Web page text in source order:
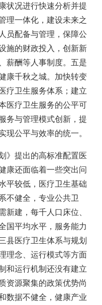
状况进行快速分析并提
理一体化，建设未来之
员配备与管理，保障公
施的财政投入，创新新
薪酬等人事制度。五是
康千秋之城。加快转变
疗卫生服务体系；建立
医疗卫生服务的公平可
务与管理模式创新，提
现公平与效率的统一。
提出的高标准配置医
康还面临着一些突出问
平较低，医疗卫生基础
不健全，专业公共卫
新建，每千人口床位、
国平均水平，服务能力
县医疗卫生体系与规划
理念、运行模式等方面
和运行机制还没有建立
资源聚集的政策优势尚
数据不健全，健康产业